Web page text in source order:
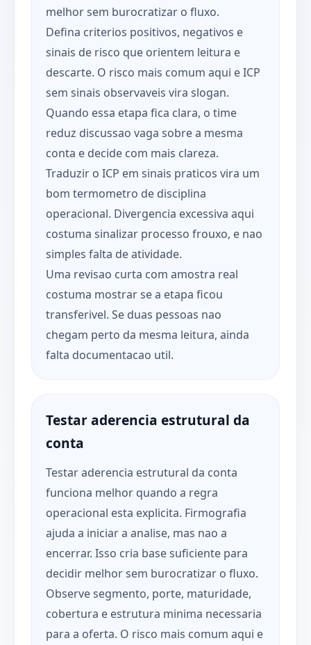
melhor sem burocratizar o fluxo.
Defina criterios positivos, negativos e
sinais de risco que orientem leitura e
descarte. O risco mais comum aqui e ICP
sem sinais observaveis vira slogan.
Quando essa etapa fica clara, o time
reduz discussao vaga sobre a mesma
conta e decide com mais clareza.
Traduzir o ICP em sinais praticos vira um
bom termometro de disciplina
operacional. Divergencia excessiva aqui
costuma sinalizar processo frouxo, e nao
simples falta de atividade.
Uma revisao curta com amostra real
costuma mostrar se a etapa ficou
transferivel. Se duas pessoas nao
chegam perto da mesma leitura, ainda
falta documentacao util.
Testar aderencia estrutural da
conta
Testar aderencia estrutural da conta
funciona melhor quando a regra
operacional esta explicita. Firmografia
ajuda a iniciar a analise, mas nao a
encerrar. Isso cria base suficiente para
decidir melhor sem burocratizar o fluxo.
Observe segmento, porte, maturidade,
cobertura e estrutura minima necessaria
para a oferta. O risco mais comum aqui e